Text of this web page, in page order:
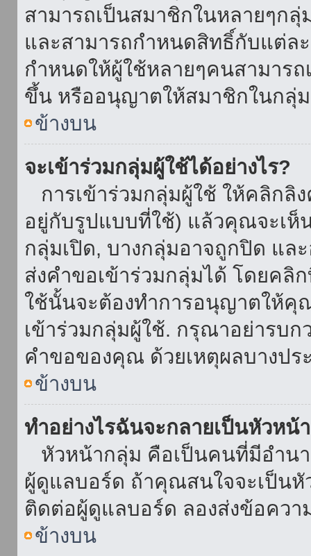
สามารถเป็นสมาชิกในหลายๆก
และสามารถกำหนดสิทธิ์กับแต่ล
กำหนดให้ผู้ใช้หลายๆคนสามารถ
ขึ้น หรืออนุญาตให้สมาชิกในกลุ่ม
ข้างบน
จะเข้าร่วมกลุ่มผู้ใช้ได้อย่างไร?
การเข้าร่วมกลุ่มผู้ใช้ ให้คลิก
อยู่กับรูปแบบที่ใช้) แล้วคุณจะเห็
กลุ่มเปิด, บางกลุ่มอาจถูกปิด แ
ส่งคำขอเข้าร่วมกลุ่มได้ โดยคลิ
ใช้นั้นจะต้องทำการอนุญาตให้คุ
เข้าร่วมกลุ่มผู้ใช้. กรุณาอย่ารบก
คำขอของคุณ ด้วยเหตุผลบางปร
ข้างบน
ทำอย่างไรฉันจะกลายเป็นหัวหน้
หัวหน้ากลุ่ม คือเป็นคนที่มีอำนา
ผู้ดูแลบอร์ด ถ้าคุณสนใจจะเป็น
ติดต่อผู้ดูแลบอร์ด ลองส่งข้อคว
ข้างบน